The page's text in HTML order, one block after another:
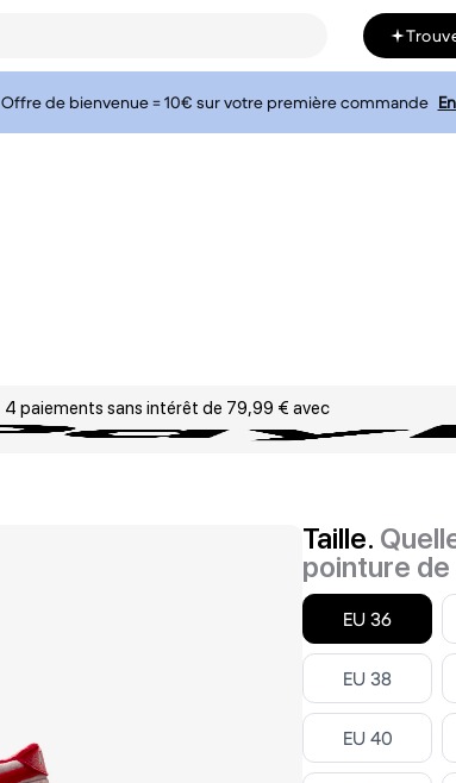
Offre de bienvenue = 10€ sur votre première commande
4 paiements sans intérêt de 79,99 € avec
Taille.
pointure de
Select
EU 36
Select
EU 38
Select
EU 40